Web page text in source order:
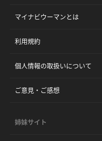
マイナビウーマンとは
利用規約
個人情報の取扱いについて
ご意見・ご感想
姉妹サイト